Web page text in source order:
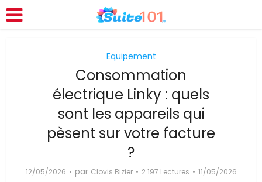
Equipement
Consommation
électrique Linky : quels
sont les appareils qui
pèsent sur votre facture
?
12/05/2026 par Clovis Bizier 2 197 Lectures 11/05/2026